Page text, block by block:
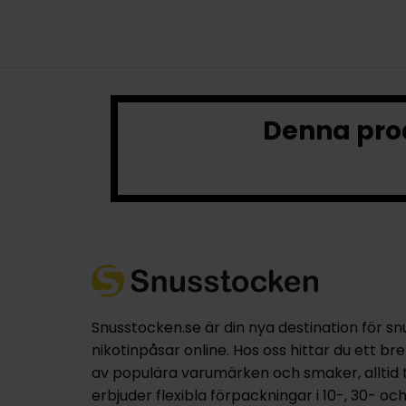
Denna
Snusstocken.se är din nya destination för
nikotinpåsar online. Hos oss hittar du ett
av populära varumärken och smaker, alltid
erbjuder flexibla förpackningar i 10-, 30-